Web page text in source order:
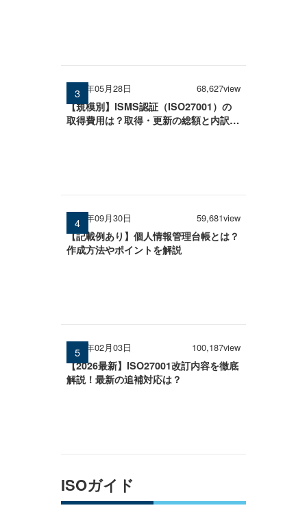
2026年05月28日 68,627view
【規模別】ISMS認証（ISO27001）の
取得費用は？取得・更新の総額と内訳を
2025年09月30日 59,681view
【記載例あり】個人情報管理台帳とは？
作成方法やポイントを解説
2026年02月03日 100,187view
【2026最新】ISO27001改訂内容を徹底
解説！最新の追補対応は？
ISOガイド